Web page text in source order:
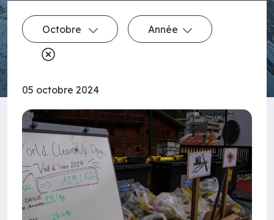
Octobre Année
05 octobre 2024